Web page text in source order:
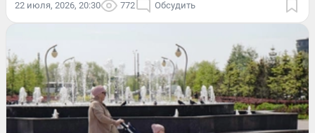
22 июля, 2026, 20:30 772 Обсудить